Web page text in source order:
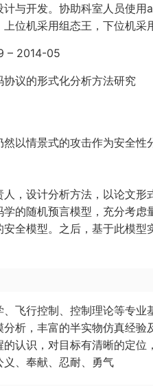
计与开发。协助科室人员使
位机采用组态王，下位机采
– 2014-05
议的形式化分析方法研究
然以情景式的攻击作为安全
，设计分析方法，以论文形
学的随机预言模型，充分考
全模型。之后，基于此模
、飞行控制、控制理论等专
析，丰富的半实物仿真经验
的认识，对目标有清晰的定
、奉献、忍耐、勇气